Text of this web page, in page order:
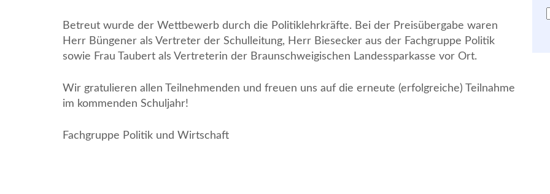
Betreut wurde der Wettbewerb durch die Politiklehrkräfte. Bei der Preisübergabe waren
Herr Büngener als Vertreter der Schulleitung, Herr Biesecker aus der Fachgruppe Politik
sowie Frau Taubert als Vertreterin der Braunschweigischen Landessparkasse vor Ort.
Wir gratulieren allen Teilnehmenden und freuen uns auf die erneute (erfolgreiche) Teilnahme
im kommenden Schuljahr!
Fachgruppe Politik und Wirtschaft